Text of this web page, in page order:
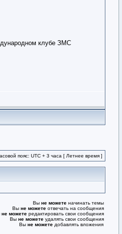
клубе ЗМС
пояс: UTC + 3 часа [ Летнее время ]
Вы не можете начинать темы
Вы не можете отвечать на сообщения
не можете редактировать свои сообщения
Вы не можете удалять свои сообщения
Вы не можете добавлять вложения